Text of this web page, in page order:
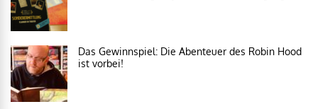
Das Gewinnspiel: Die Abenteuer des Robin Hood
ist vorbei!